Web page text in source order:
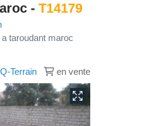
- T14179
taroudant maroc
Q-Terrain en vente